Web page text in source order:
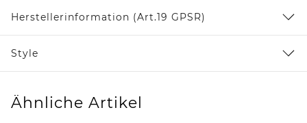
Herstellerinformation (Art.19 GPSR)
Style
Ähnliche Artikel